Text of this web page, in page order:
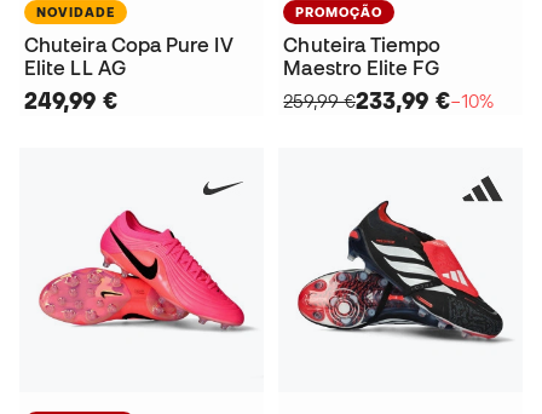
NOVIDADE
Chuteira Copa Pure IV
Elite LL AG
249,99 €
PROMOÇÃO
Chuteira Tiempo
Maestro Elite FG
259,99 €233,99 €−10%